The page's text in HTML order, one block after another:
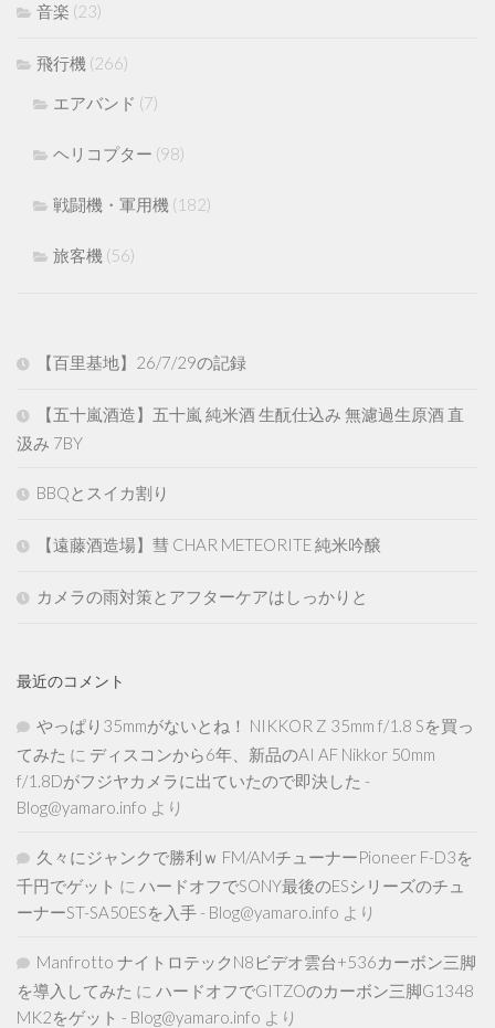
音楽 (23)
飛行機 (266)
エアバンド (7)
ヘリコプター (98)
戦闘機・軍用機 (182)
旅客機 (56)
【百里基地】26/7/29の記録
【五十嵐酒造】五十嵐 純米酒 生酛仕込み 無濾過生原酒 直
汲み 7BY
BBQとスイカ割り
【遠藤酒造場】彗 CHAR METEORITE 純米吟醸
カメラの雨対策とアフターケアはしっかりと
最近のコメント
やっぱり35mmがないとね！ NIKKOR Z 35mm f/1.8 Sを買っ
てみた に ディスコンから6年、新品のAI AF Nikkor 50mm
f/1.8Dがフジヤカメラに出ていたので即決した -
Blog@yamaro.info より
久々にジャンクで勝利ｗ FM/AMチューナーPioneer F-D3を
千円でゲット に ハードオフでSONY最後のESシリーズのチュ
ーナーST-SA50ESを入手 - Blog@yamaro.info より
Manfrotto ナイトロテックN8ビデオ雲台+536カーボン三脚
を導入してみた に ハードオフでGITZOのカーボン三脚G1348
MK2をゲット - Blog@yamaro.info より